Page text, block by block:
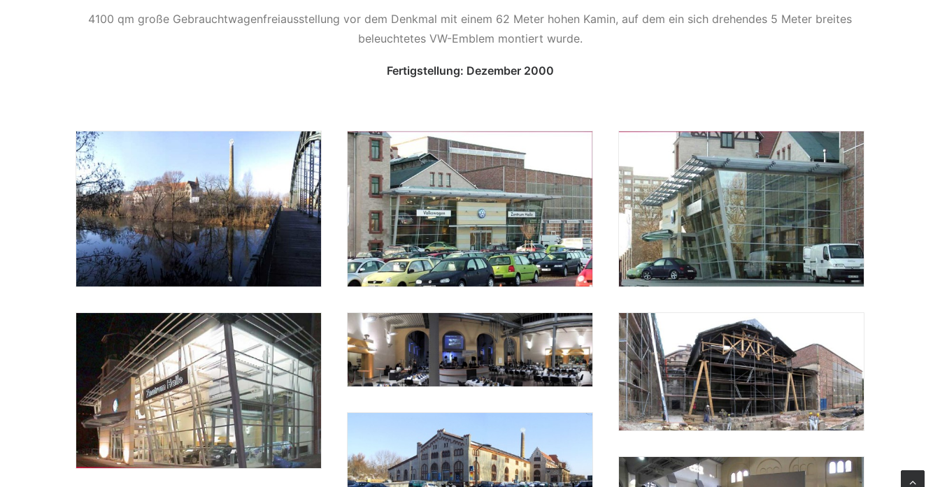
4100 qm große Gebrauchtwagenfreiausstellung vor dem Denkmal mit einem 62 Meter hohen Kamin, auf dem ein sich drehendes 5 Meter breites
beleuchtetes VW-Emblem montiert wurde.
Fertigstellung: Dezember 2000